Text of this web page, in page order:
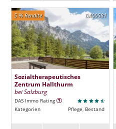
DA00581
5 % Rendite
Sozialtherapeutisches
Zentrum Hallthurm
bei Salzburg
DAS Immo Rating
Kategorien
Pflege, Bestand